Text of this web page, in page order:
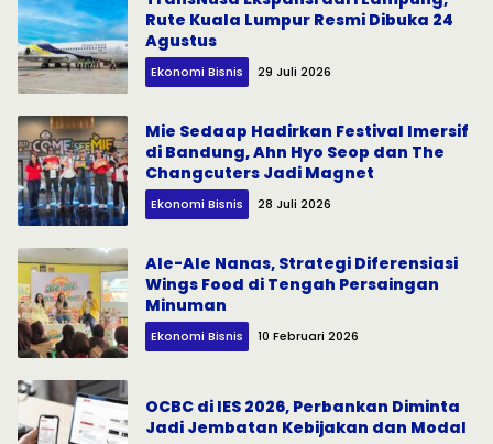
Rute Kuala Lumpur Resmi Dibuka 24
Agustus
Ekonomi Bisnis 29 Juli 2026
Mie Sedaap Hadirkan Festival Imersif
di Bandung, Ahn Hyo Seop dan The
Changcuters Jadi Magnet
Ekonomi Bisnis 28 Juli 2026
Ale-Ale Nanas, Strategi Diferensiasi
Wings Food di Tengah Persaingan
Minuman
Ekonomi Bisnis 10 Februari 2026
OCBC di IES 2026, Perbankan Diminta
Jadi Jembatan Kebijakan dan Modal